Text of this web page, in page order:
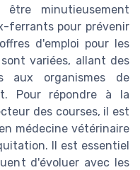
minutieusement
ferrants pour prévenir
d'emploi pour les
variées, allant des
aux organismes de
Pour répondre à la
des courses, il est
médecine vétérinaire
Il est essentiel
d'évoluer avec les